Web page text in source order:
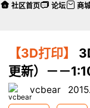
【3D打印】
更新）－－
vcbear
社区首页 论坛 商